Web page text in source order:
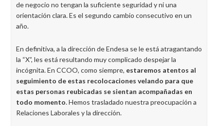
de negocio no tengan la suficiente seguridad y ni una
orientación clara. Es el segundo cambio consecutivo en un
año.
En definitiva, a la dirección de Endesa se le está atragantando
la “X”, les está resultando muy complicado despejar la
incógnita. En CCOO, como siempre, estaremos atentos al
seguimiento de estas recolocaciones velando para que
estas personas reubicadas se sientan acompañadas en
todo momento. Hemos trasladado nuestra preocupación a
Relaciones Laborales y la dirección.